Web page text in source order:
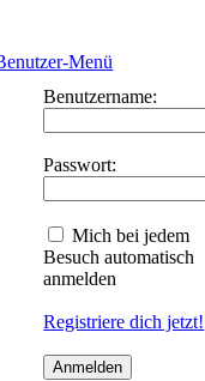
Menü
Benutzername:
Passwort:
Mich bei jedem
Besuch automatisch
anmelden
Registriere dich jetzt!